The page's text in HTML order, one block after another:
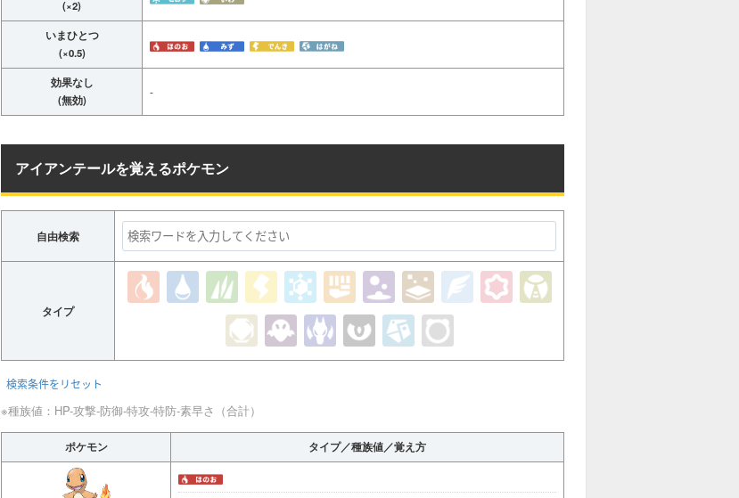
(×2)
いまひとつ
(×0.5)
効果なし
(無効)
-
アイアンテールを覚えるポケモン
自由検索
タイプ
検索条件をリセット
※種族値：HP-攻撃-防御-特攻-特防-素早さ（合計）
ポケモン タイプ／種族値／覚え方